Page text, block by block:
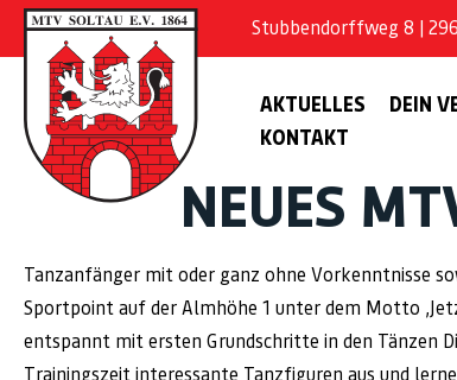
Stubbendorffweg 8 |
AKTUELLES DEIN
KONTAKT
NEUES
Tanzanfänger mit oder ganz ohne Vorkenntnisse
Sportpoint auf der Almhöhe 1 unter dem Motto
entspannt mit ersten Grundschritte in den Tänzen
Trainingszeit interessante Tanzfiguren aus und